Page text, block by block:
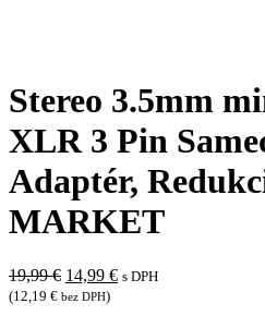
Stereo 3.5mm
XLR 3 Pin
Adaptér,
MARKET
19,99€ Pôvodná
cena
14,99 €Aktuálna
s DPH
(12,19 € bez DPH)